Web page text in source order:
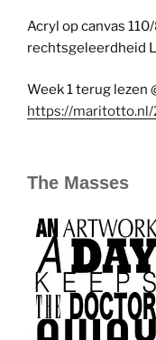
Acryl op canvas
rechtsgeleerdheid
Week 1 terug lezen
https://
The Masses